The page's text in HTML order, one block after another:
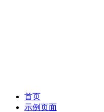
首页
示例页面